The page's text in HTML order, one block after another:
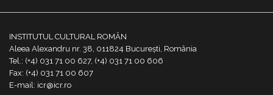
INSTITUTUL CULTURAL ROMÂN
Aleea Alexandru nr. 38, 011824 București, România
Tel.: (+4) 031 71 00 627, (+4) 031 71 00 606
Fax: (+4) 031 71 00 607
E-mail: icr@icr.ro